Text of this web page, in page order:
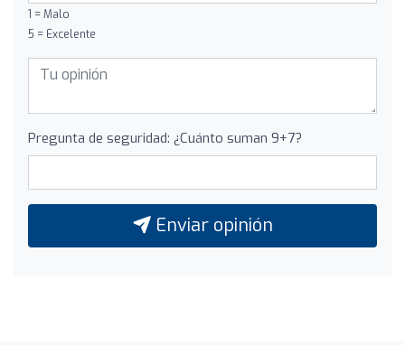
1 = Malo
5 = Excelente
Pregunta de seguridad: ¿Cuánto suman 9+7?
Enviar opinión